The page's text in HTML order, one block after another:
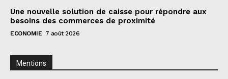
Une nouvelle solution de caisse pour répondre aux
besoins des commerces de proximité
ECONOMIE 7 août 2026
Mentions